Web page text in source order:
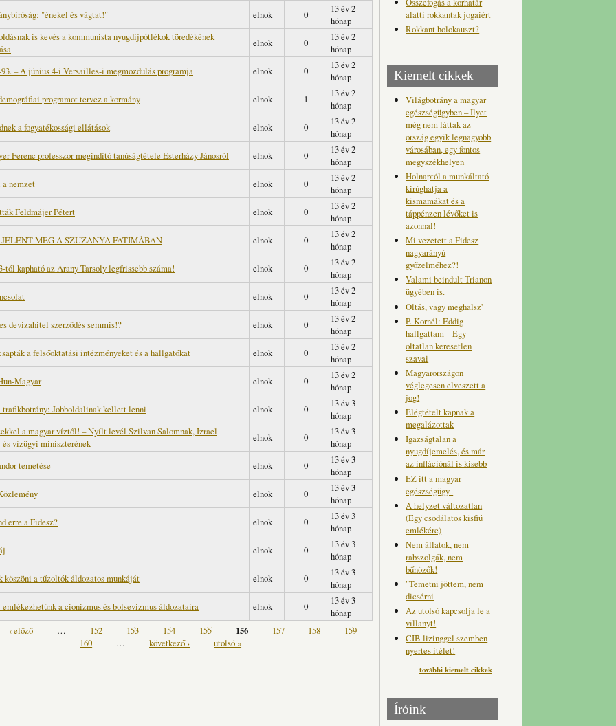
"énekel és vágtat!" elnok 0
13 év 2
hónap
is kevés a kommunista nyugdíjpótlékok töredékének
elnok 0
13 év 2
hónap
– A június 4-i Versailles-i megmozdulás programja elnok 0
13 év 2
hónap
programot tervez a kormány elnok 1
13 év 2
hónap
a fogyatékossági ellátások elnok 0
13 év 2
hónap
Ferenc professzor megindító tanúságtétele Esterházy Jánosról elnok 0
13 év 2
hónap
a nemzet elnok 0
13 év 2
hónap
Feldmájer Pétert elnok 0
13 év 2
hónap
JELENT MEG A SZŰZANYA FATIMÁBAN elnok 0
13 év 2
hónap
tól kapható az Arany Tarsoly legfrissebb száma! elnok 0
13 év 2
hónap
elnok 0
13 év 2
hónap
devizahitel szerződés semmis!? elnok 0
13 év 2
hónap
a felsőoktatási intézményeket és a hallgatókat elnok 0
13 év 2
hónap
Magyar elnok 0
13 év 2
hónap
trafikbotrány: Jobboldalinak kellett lenni elnok 0
13 év 3
hónap
a magyar víztől! – Nyílt levél Szilvan Salomnak, Izrael
és vízügyi miniszterének
elnok 0
13 év 3
hónap
temetése elnok 0
13 év 3
hónap
elnok 0
13 év 3
hónap
erre a Fidesz? elnok 0
13 év 3
hónap
elnok 0
13 év 3
hónap
köszöni a tűzoltók áldozatos munkáját elnok 0
13 év 3
hónap
emlékezhetünk a cionizmus és bolsevizmus áldozataira elnok 0
13 év 3
hónap
‹ előző … 152 153 154 155 156 157 158
159
160
… következő › utolsó »
alatti rokkantak jogaiért
Rokkant holokauszt?
Kiemelt cikkek
Világbotrány a magyar
egészségügyben – Ilyet
még nem láttak az
ország egyik legnagyobb
városában, egy fontos
megyszékhelyen
Holnaptól a munkáltató
kirúghatja a
kismamákat és a
táppénzen lévőket is
azonnal!
Mi vezetett a Fidesz
nagyarányú
győzelméhez?!
Valami beindult Trianon
ügyében is.
Oltás, vagy meghalsz'
P. Kornél: Eddig
hallgattam – Egy
oltatlan keresetlen
szavai
Magyarországon
véglegesen elveszett a
jog!
Elégtételt kapnak a
megalázottak
Igazságtalan a
nyugdíjemelés, és már
az inflációnál is kisebb
EZ itt a magyar
egészségügy..
A helyzet változatlan
(Egy csodálatos kisfiú
emlékére)
Nem állatok, nem
rabszolgák, nem
bűnözők!
"Temetni jöttem, nem
dicsérni
Az utolsó kapcsolja le a
villanyt!
CIB lizinggel szemben
nyertes ítélet!
további kiemelt cikkek
Íróink